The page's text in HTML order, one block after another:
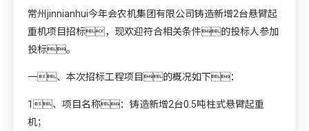
常州jinnianhui今年会农机集团有限公司铸造新增2台悬臂起
重机项目招标，现欢迎符合相关条件的投标人参加
投标。
一、本次招标工程项目的概况如下：
1、项目名称：铸造新增2台0.5吨柱式悬臂起重
机；